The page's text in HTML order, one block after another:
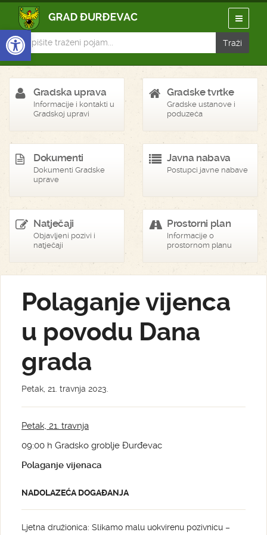
Open toolbar
Gradska uprava
Informacije i kontakti u
Gradskoj upravi
Gradske tvrtke
Gradske ustanove i
poduzeća
Dokumenti
Dokumenti Gradske
uprave
Javna nabava
Postupci javne nabave
Natječaji
Objavljeni pozivi i
natječaji
Prostorni plan
Informacije o
prostornom planu
Polaganje vijenca
u povodu Dana
grada
Petak, 21. travnja 2023.
Petak, 21. travnja
09:00 h Gradsko groblje Đurđevac
Polaganje vijenaca
NADOLAZEĆA DOGAĐANJA
Ljetna družionica: Slikamo malu uokvirenu pozivnicu –